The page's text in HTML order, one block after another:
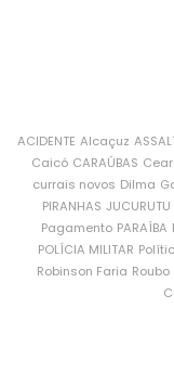
ACIDENTE Alcaçuz
Caicó CARAÚBAS
currais novos Dilma
PIRANHAS JUCURUTU
Pagamento PARAÍBA
POLÍCIA MILITAR
Robinson Faria Roubo